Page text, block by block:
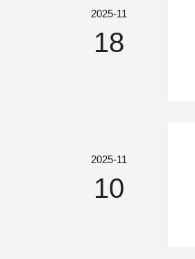
2025-11
18
2025-11
10